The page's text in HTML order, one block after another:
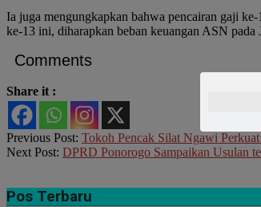
Ia juga mengungkapkan bahwa pencairan gaji
ke-13 ini, diharapkan beban keuangan ASN
Comments
Share it :
2025-
05-
Previous Post: Tokoh Pencak Silat Ngawi
Next Post: DPRD Ponorogo Sampaikan Usulan
Pos Terbaru